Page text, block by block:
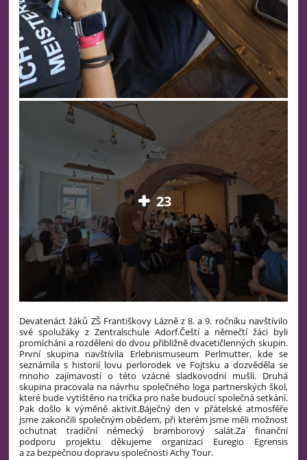
23
Devatenáct žáků ZŠ Františkovy Lázně z 8. a 9. ročníku navštívilo
své spolužáky z Zentralschule Adorf.Čeští a němečtí žáci byli
promícháni a rozděleni do dvou přibližně dvacetičlenných skupin.
První skupina navštívila Erlebnismuseum Perlmutter, kde se
seznámila s historií lovu perlorodek ve Fojtsku a dozvěděla se
mnoho zajímavostí o této vzácné sladkovodní mušli. Druhá
skupina pracovala na návrhu společného loga partnerských škol,
které bude vytištěno na trička pro naše budoucí společná setkání.
Pak došlo k výměně aktivit.Báječný den v přátelské atmosféře
jsme zakončili společným obědem, při kterém jsme měli možnost
ochutnat tradiční německý bramborový salát.Za finanční
podporu projektu děkujeme organizaci Euregio Egrensis
a za bezpečnou dopravu společnosti Achy Tour.